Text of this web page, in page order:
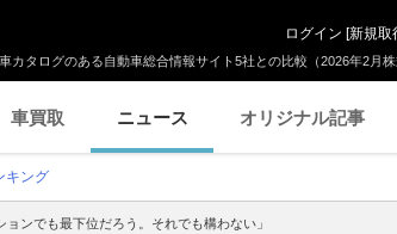
カタログのある自動車総合情報サイト5社との比較（2026年2月株
ログイン [新規取
車買取 ニュース オリジナル記事
キング
ンでも最下位だろう。それでも構わない」